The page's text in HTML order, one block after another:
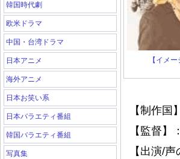
韓国時代劇
欧米ドラマ
中国・台湾ドラマ
日本アニメ
海外アニメ
日本お笑い系
日本バラエティ番組
韓国バラエティ番組
写真集
【イメー
【制作国
【監督】：
【出演/声